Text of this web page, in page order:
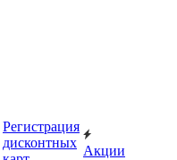
Регистрация
дисконтных
Акции